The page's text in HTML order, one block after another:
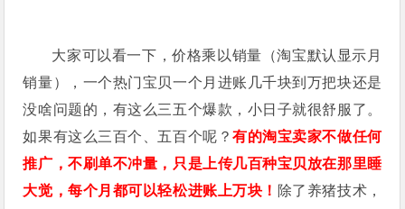
大家可以看一下，价格乘以销量（淘宝默认显示月
销量），一个热门宝贝一个月进账几千块到万把块还是
没啥问题的，有这么三五个爆款，小日子就很舒服了。
如果有这么三百个、五百个呢？有的淘宝卖家不做任何
推广，不刷单不冲量，只是上传几百种宝贝放在那里睡
大觉，每个月都可以轻松进账上万块！ 除了养猪技术，